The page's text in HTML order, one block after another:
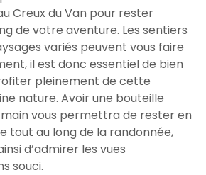
Creux du Van pour rester
de votre aventure. Les sentiers
variés peuvent vous faire
il est donc essentiel de bien
pleinement de cette
nature. Avoir une bouteille
vous permettra de rester en
tout au long de la randonnée,
d’admirer les vues
souci.